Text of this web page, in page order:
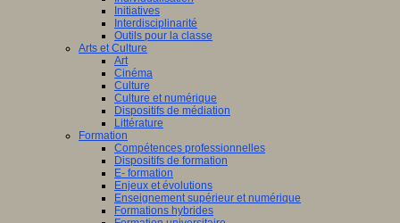
Initiatives
Interdisciplinarité
Outils pour la classe
Arts et Culture
Art
Cinéma
Culture
Culture et numérique
Dispositifs de médiation
Littérature
Formation
Compétences professionnelles
Dispositifs de formation
E- formation
Enjeux et évolutions
Enseignement supérieur et numérique
Formations hybrides